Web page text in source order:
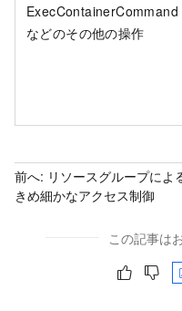
ExecContainerCommand
などのその他の操作
前へ: リソースグループによ
きめ細かなアクセス制御
この記事は